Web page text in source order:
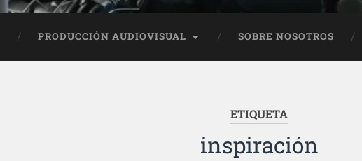
PRODUCCIÓN AUDIOVISUAL SOBRE NOSOTROS
ETIQUETA
inspiración